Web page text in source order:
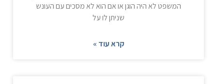
המשפט לא היה הוגן או אם הוא לא מסכים עם העונש
שניתן לו על
קרא עוד »